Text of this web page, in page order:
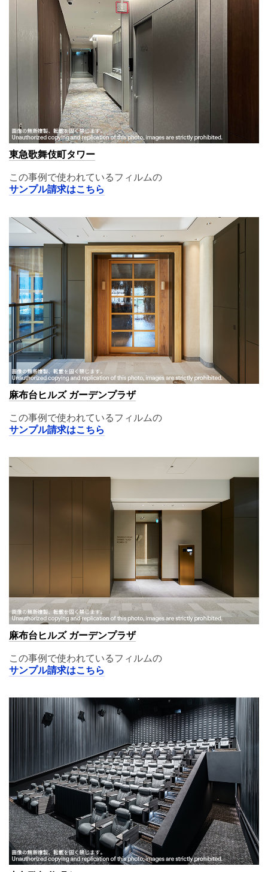
東急歌舞伎町タワー
この事例で使われているフィルムの
サンプル請求はこちら
麻布台ヒルズ ガーデンプラザ
この事例で使われているフィルムの
サンプル請求はこちら
麻布台ヒルズ ガーデンプラザ
この事例で使われているフィルムの
サンプル請求はこちら